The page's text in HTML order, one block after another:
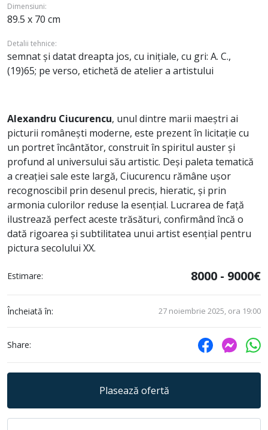
Dimensiuni:
89.5 x 70 cm
Detalii tehnice:
semnat și datat dreapta jos, cu inițiale, cu gri: A. C.,
(19)65; pe verso, etichetă de atelier a artistului
Alexandru Ciucurencu, unul dintre marii maeștri ai
picturii românești moderne, este prezent în licitație cu
un portret încântător, construit în spiritul auster și
profund al universului său artistic. Deși paleta tematică
a creației sale este largă, Ciucurencu rămâne ușor
recognoscibil prin desenul precis, hieratic, și prin
armonia culorilor reduse la esențial. Lucrarea de față
ilustrează perfect aceste trăsături, confirmând încă o
dată rigoarea și subtilitatea unui artist esențial pentru
pictura secolului XX.
Estimare: 8000 - 9000€
Încheiată în: 27 noiembrie 2025, ora 19:00
Share:
Plasează ofertă